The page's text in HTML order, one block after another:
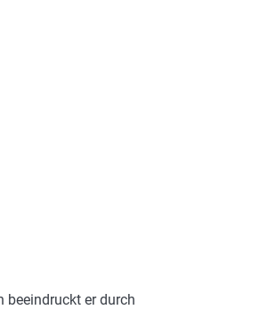
beeindruckt er durch